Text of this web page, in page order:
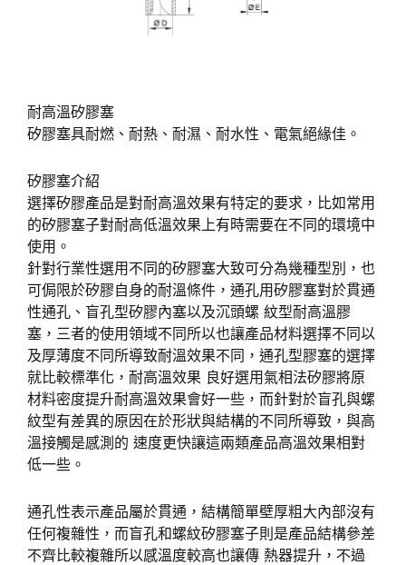
耐高溫矽膠塞
矽膠塞具耐燃、耐熱、耐濕、耐水性、電氣絕緣佳。
矽膠塞介紹
選擇矽膠產品是對耐高溫效果有特定的要求，比如常用
的矽膠塞子對耐高低溫效果上有時需要在不同的環境中
使用。
針對行業性選用不同的矽膠塞大致可分為幾種型別，也
可侷限於矽膠自身的耐溫條件，通孔用矽膠塞對於貫通
性通孔、盲孔型矽膠內塞以及沉頭螺 紋型耐高溫膠
塞，三者的使用領域不同所以也讓產品材料選擇不同以
及厚薄度不同所導致耐溫效果不同，通孔型膠塞的選擇
就比較標準化，耐高溫效果 良好選用氣相法矽膠將原
材料密度提升耐高溫效果會好一些，而針對於盲孔與螺
紋型有差異的原因在於形狀與結構的不同所導致，與高
溫接觸是感測的 速度更快讓這兩類產品高溫效果相對
低一些。
通孔性表示產品屬於貫通，結構簡單壁厚粗大內部沒有
任何複雜性，而盲孔和螺紋矽膠塞子則是產品結構參差
不齊比較複雜所以感溫度較高也讓傳 熱器提升，不過